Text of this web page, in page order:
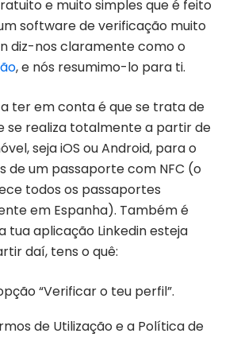
e muito simples que é feito
software de verificação muito
diz-nos claramente como o
, e nós resumimo-lo para ti.
ter em conta é que se trata de
se realiza totalmente a partir de
seja iOS ou Android, para o
de um passaporte com NFC (o
todos os passaportes
em Espanha). Também é
tua aplicação Linkedin esteja
daí, tens o quê:
“Verificar o teu perfil”.
de Utilização e a Política de